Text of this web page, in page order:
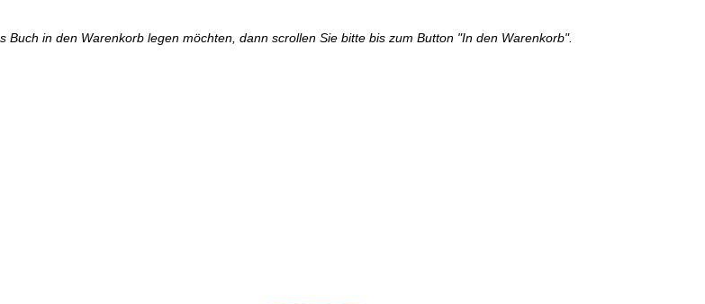
Buch in den Warenkorb legen möchten, dann scrollen Sie bitte bis zum Button "In den Warenkorb".